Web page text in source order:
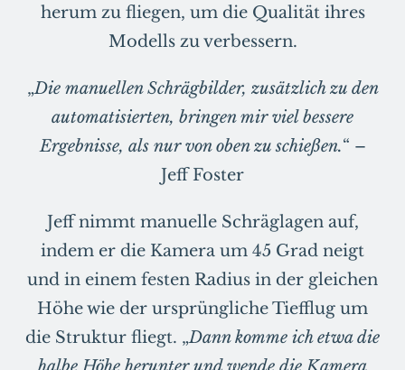
herum zu fliegen, um die Qualität ihres
Modells zu verbessern.
„Die manuellen Schrägbilder, zusätzlich zu den
automatisierten, bringen mir viel bessere
Ergebnisse, als nur von oben zu schießen.“ –
Jeff Foster
Jeff nimmt manuelle Schräglagen auf,
indem er die Kamera um 45 Grad neigt
und in einem festen Radius in der gleichen
Höhe wie der ursprüngliche Tiefflug um
die Struktur fliegt. „Dann komme ich etwa die